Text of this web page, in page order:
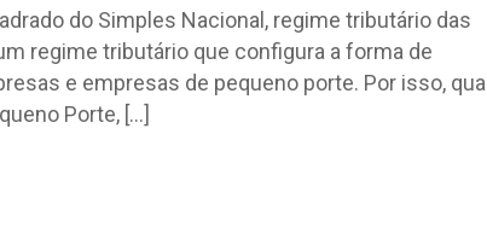
do Simples Nacional, regime tributário das
regime tributário que configura a forma de
e empresas de pequeno porte. Por isso,
Porte, […]